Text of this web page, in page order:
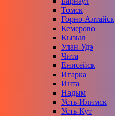
Томск
Горно-Алтайск
Кемерово
Кызыл
Улан-Удэ
Чита
Енисейск
Игарка
Инта
Надым
Усть-Илимск
Усть-Кут